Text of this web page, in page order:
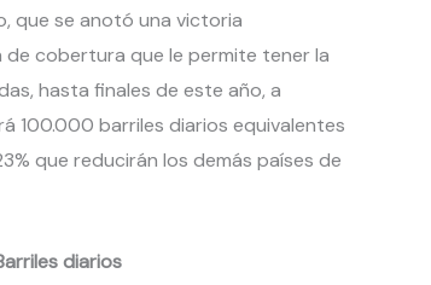
que se anotó una victoria
cobertura que le permite tener la
hasta finales de este año, a
100.000 barriles diarios equivalentes
que reducirán los demás países de
diarios